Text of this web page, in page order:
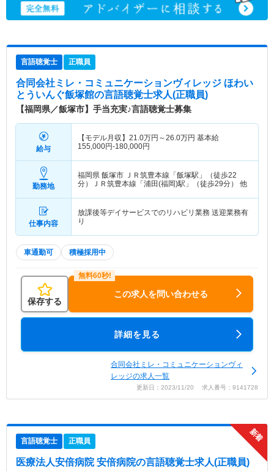
言語聴覚士 正職員
合同会社ミレ・コミュニケーションヴィレッジ ほわい
とういんぐ飯塚館の言語聴覚士求人(正職員)
【福岡県／飯塚市】手当充実♪言語聴覚士募集
給与
【モデル月収】 21.0万円～26.0万円 基本給
155,000円-180,000円
勤務地
福岡県 飯塚市 ＪＲ筑豊本線「飯塚駅」（徒歩22
分）ＪＲ筑豊本線「浦田(福岡)駅」（徒歩29分） 他
仕事内容
放課後等デイサービスでのリハビリ業務 送迎業務有
り
車通勤可 積極採用中
保存する
この求人を問い合わせる
詳細を見る
合同会社ミレ・コミュニケーションヴィ
レッジの求人一覧
更新日：2023/11/20 求人番号：9141728
言語聴覚士 正職員
医療法人安倍病院 安倍病院の言語聴覚士求人(正職員)